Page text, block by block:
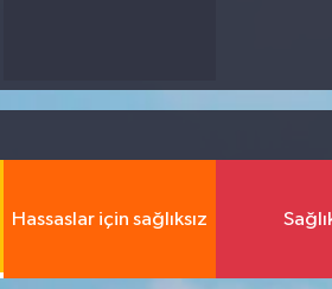
Hassaslar için sağlıksız